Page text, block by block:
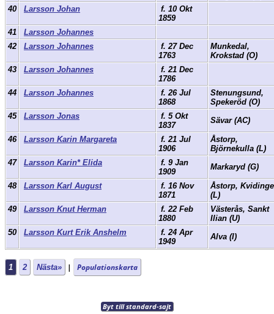
40
Larsson Johan
f. 10 Okt
1859
41
Larsson Johannes
42
Larsson Johannes
f. 27 Dec
1763
Munkedal,
Krokstad (O)
43
Larsson Johannes
f. 21 Dec
1786
44
Larsson Johannes
f. 26 Jul
1868
Stenungsund,
Spekeröd (O)
45
Larsson Jonas
f. 5 Okt
1837
Sävar (AC)
46 Larsson Karin Margareta
f. 21 Jul
1906
Åstorp,
Björnekulla (L)
47
Larsson Karin* Elida
f. 9 Jan
1909
Markaryd (G)
48 Larsson Karl August
f. 16 Nov
1871
Åstorp, Kvidinge
(L)
49
Larsson Knut Herman
f. 22 Feb
1880
Västerås, Sankt
Ilian (U)
50
Larsson Kurt Erik Anshelm
f. 24 Apr
1949
Alva (I)
1 2 Nästa» | Populationskarta
Byt till standard-sajt